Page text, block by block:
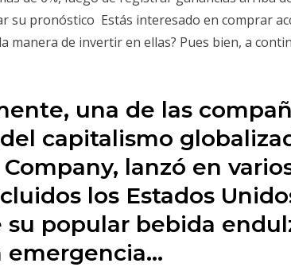
su pronóstico Estás interesado en comprar
manera de invertir en ellas? Pues bien, a
una de las
capitalismo
Company, lanzó en
los Estados
su popular bebida
emergencia…